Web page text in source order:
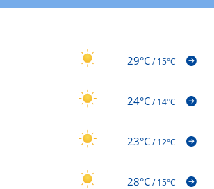
29°C/15°C
24°C/14°C
23°C/12°C
28°C/15°C